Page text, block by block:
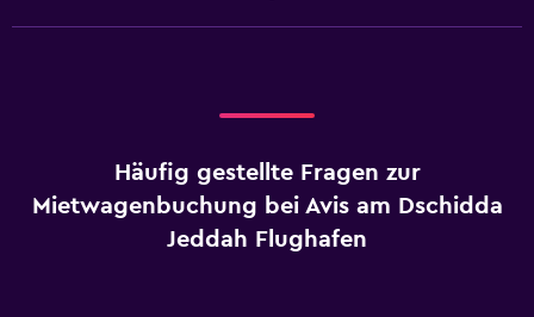
Häufig gestellte Fragen zur
Mietwagenbuchung bei Avis am Dschidda
Jeddah Flughafen